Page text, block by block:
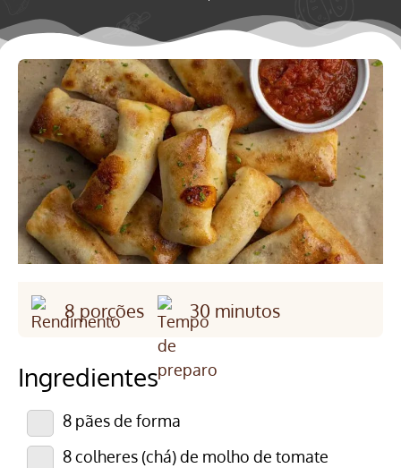
8 porções 30 minutos
Ingredientes
8 pães de forma
8 colheres (chá) de molho de tomate